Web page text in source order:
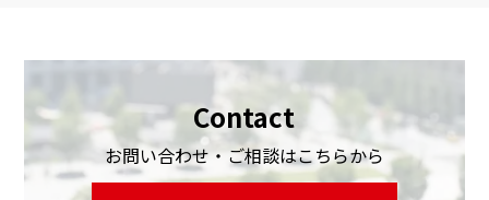
Contact
お問い合わせ・ご相談はこちらから